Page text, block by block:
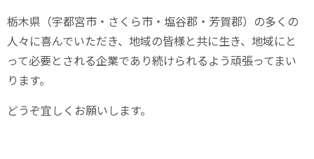
栃木県（宇都宮市・さくら市・塩谷郡・芳賀郡）の多くの
人々に喜んでいただき、地域の皆様と共に生き、地域にと
って必要とされる企業であり続けられるよう頑張ってまい
ります。
どうぞ宜しくお願いします。